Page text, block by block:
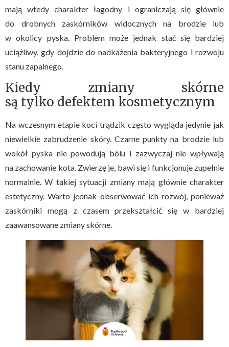
mają wtedy charakter łagodny i ograniczają się głównie
do drobnych zaskórników widocznych na brodzie lub
w okolicy pyska. Problem może jednak stać się bardziej
uciążliwy, gdy dojdzie do nadkażenia bakteryjnego i rozwoju
stanu zapalnego.
Kiedy zmiany skórne
są tylko defektem kosmetycznym
Na wczesnym etapie koci trądzik często wygląda jedynie jak
niewielkie zabrudzenie skóry. Czarne punkty na brodzie lub
wokół pyska nie powodują bólu i zazwyczaj nie wpływają
na zachowanie kota. Zwierzę je, bawi się i funkcjonuje zupełnie
normalnie. W takiej sytuacji zmiany mają głównie charakter
estetyczny. Warto jednak obserwować ich rozwój, ponieważ
zaskórniki mogą z czasem przekształcić się w bardziej
zaawansowane zmiany skórne.